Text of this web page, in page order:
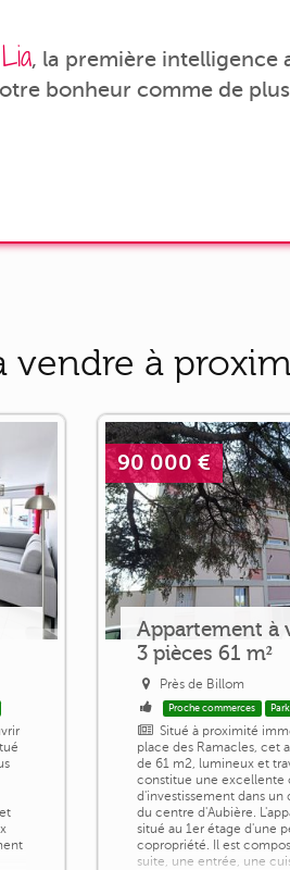
Lia, la première intelligence
bonheur comme de
vendre à
90 000 €
Appartement à
3 pièces 61 m²
Près de Billom
Proche commerces
Situé à proximité
place des Ramacles, cet
de 61 m2, lumineux et
constitue une excellente
d'investissement dans un
du centre d'Aubière.
situé au 1er étage d'une
copropriété. Il est
suite, une entrée, une